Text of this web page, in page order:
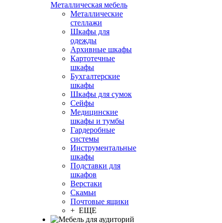
Металлическая мебель
Металлические
стеллажи
Шкафы для
одежды
Архивные шкафы
Картотечные
шкафы
Бухгалтерские
шкафы
Шкафы для сумок
Сейфы
Медицинские
шкафы и тумбы
Гардеробные
системы
Инструментальные
шкафы
Подставки для
шкафов
Верстаки
Скамьи
Почтовые ящики
+ ЕЩЕ